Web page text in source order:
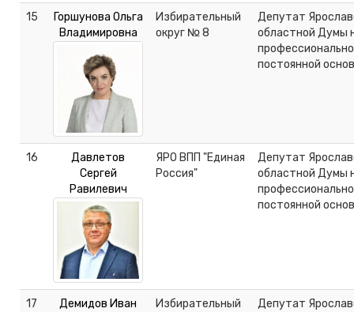
15
Горшунова Ольга
Владимировна
Избирательный
округ № 8
Депутат
областной Думы
постоянной
16
Давлетов
Сергей
Равилевич
ЯРО ВПП "Единая
Россия"
Депутат
областной Думы
постоянной
17
Демидов Иван
Избирательный
Депутат